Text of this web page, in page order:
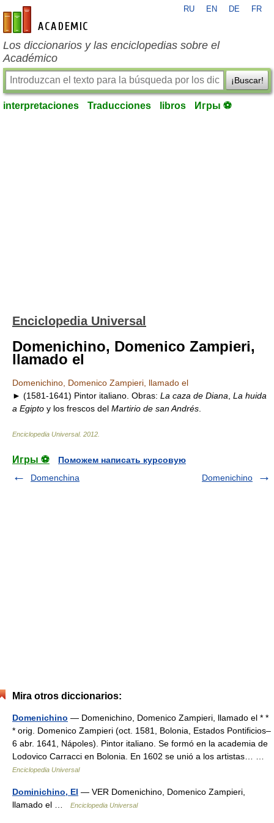
es-academic.com
RU EN DE FR
Los diccionarios y las enciclopedias sobre el
Académico
¡Buscar!
interpretaciones Traducciones libros Игры ⚽
Enciclopedia Universal
Domenichino, Domenico Zampieri,
llamado el
Domenichino, Domenico Zampieri, llamado el
► (1581-1641) Pintor italiano. Obras: La caza de Diana La huida
a Egipto y los frescos del Martirio de san Andrés
Enciclopedia Universal. 2012
Игры ⚽
Поможем написать курсовую
Domenchina
Domenichino
Mira otros diccionarios:
Domenichino — Domenichino, Domenico Zampieri, llamado el * *
* orig. Domenico Zampieri (oct. 1581, Bolonia, Estados Pontificios–
6 abr. 1641, Nápoles). Pintor italiano. Se formó en la academia de
Lodovico Carracci en Bolonia. En 1602 se unió a los artistas… …
Enciclopedia Universal
Dominichino, El — VER Domenichino, Domenico Zampieri,
llamado el …
Enciclopedia Universal